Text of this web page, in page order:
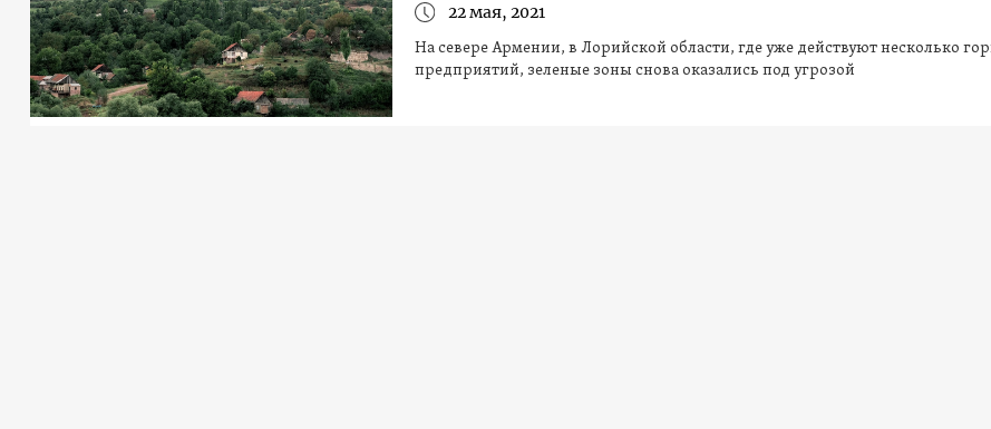
22 мая, 2021
На севере Армении, в Лорийской области, где уже действуют несколько
предприятий, зеленые зоны снова оказались под угрозой